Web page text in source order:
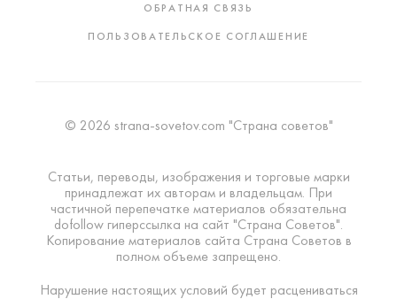
ОБРАТНАЯ СВЯЗЬ
ПОЛЬЗОВАТЕЛЬСКОЕ СОГЛАШЕНИЕ
© 2026 strana-sovetov.com "Страна советов"
Статьи, переводы, изображения и торговые марки
принадлежат их авторам и владельцам. При
частичной перепечатке материалов обязательна
dofollow гиперссылка на сайт "Страна Советов".
Копирование материалов сайта Страна Советов в
полном объеме запрещено.
Нарушение настоящих условий будет расцениваться